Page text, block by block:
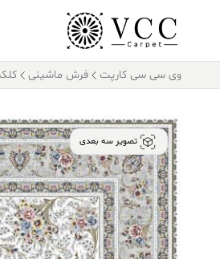
وی سی سی کارپت فرش ماشینی کلکسیون
تصویر سه بعدی